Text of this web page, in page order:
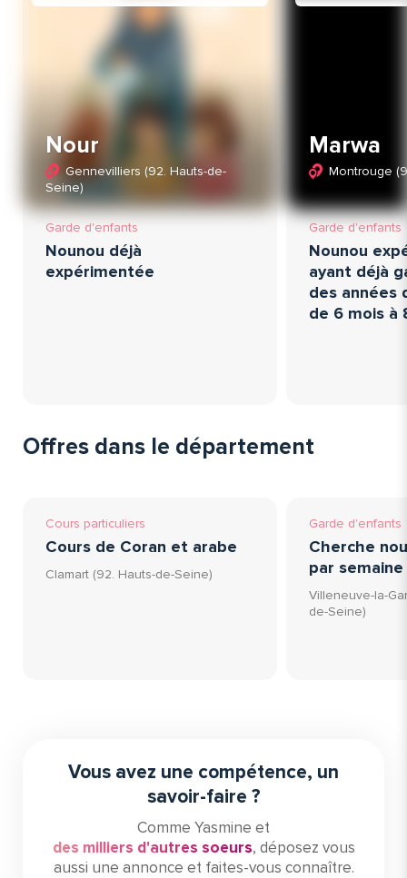
Nour
Gennevilliers (92. Hauts-de-
Seine)
Garde d'enfants
Nounou déjà
expérimentée
Marwa
Montrouge
Garde d'enfants
Nounou
ayant déjà
des années
de 6 mois à
Offres dans le département
Cours particuliers
Cours de Coran et arabe
Clamart (92. Hauts-de-Seine)
Garde d'enfants
Cherche
par semaine
Villeneuve-la-
de-Seine)
Vous avez une compétence, un
savoir-faire ?
Comme Yasmine et
des milliers d'autres soeurs, déposez vous
aussi une annonce et faites-vous connaître.